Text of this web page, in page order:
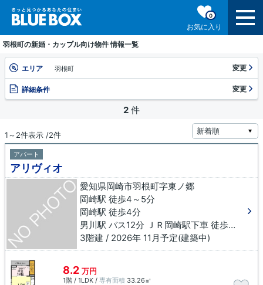
お気に入り
0
羽根町の新婚・カップル向け物件 情報一覧
エリア 羽根町 変更
詳細条件 変更
2 件
1～2件表示 /2件
アパート
アリヴィオ
愛知県岡崎市羽根町字東ノ郷
岡崎駅 徒歩4～5分
岡崎駅 徒歩4分
男川駅 バス12分 ＪＲ岡崎駅下車 徒歩4分
3階建 / 2026年 11月予定(建築中)
8.2 万円
1階 / 1LDK / 専有面積 33.26㎡